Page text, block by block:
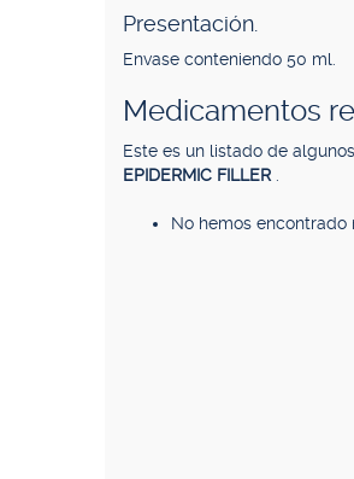
Presentación.
Envase conteniendo 50 ml.
Medicamentos
Este es un listado de
EPIDERMIC FILLER
No hemos encontrado